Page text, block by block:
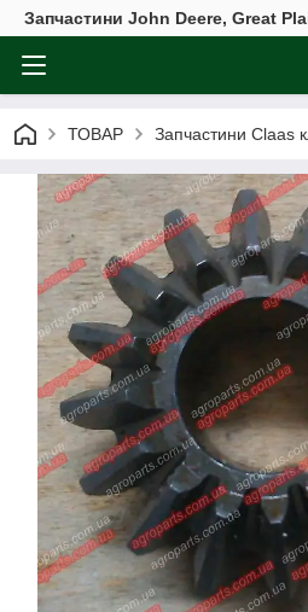
Запчастини John Deere, Great
ТОВАР Запчастини Claas